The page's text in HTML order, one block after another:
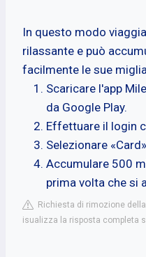
In questo modo
rilassante e può
facilmente le sue
Scaricare l'app
da Google Play.
Effettuare il login
Selezionare «Card»
Accumulare 500
prima volta che si
Richiesta di rimozione
isualizza la risposta completa